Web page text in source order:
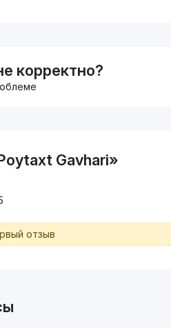
корректно?
Gavhari»
отзыв